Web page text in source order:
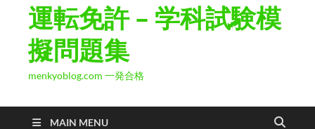
運転免許 – 学科試験模
擬問題集
menkyoblog.com 一発合格
MAIN MENU